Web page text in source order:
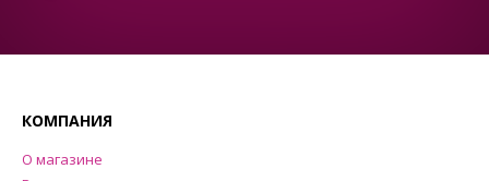
КОМПАНИЯ
О магазине